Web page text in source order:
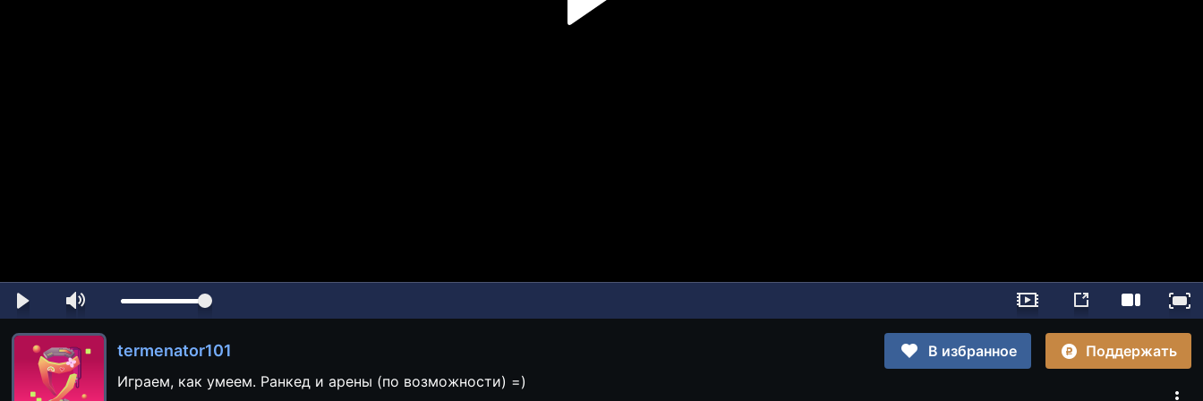
termenator101 В избранное
Поддержать
Играем, как умеем. Ранкед и арены (по возможности) =)